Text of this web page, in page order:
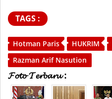
TAGS :
Hotman Paris HUKRIM
Razman Arif Nasution
𝓕𝓸𝓽𝓸 𝓣𝓮𝓻𝓫𝓪𝓻𝓾 :